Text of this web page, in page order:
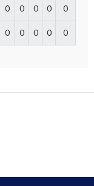
0 0 0 0 0
0 0 0 0 0